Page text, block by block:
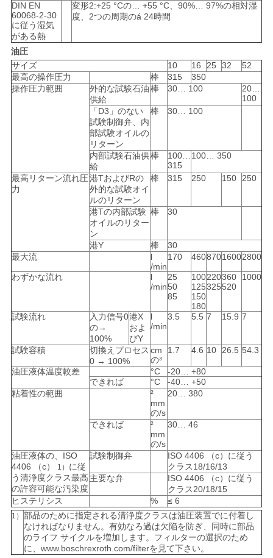
DIN EN
60068-2-30
に従う湿気
がある熱
変形2:+25 °Cの… +55 °C、90%… 97%の相対湿
度、2つの周期のá 24時間
油圧
サイズ
10 16 25 32
52
最高の操作圧力
棒 315
350
操作圧力範囲
外的な試験石油
供給
棒 30… 100
20…
100
「D3」のない
試験制御弁、内
部試験オイルの
リターン
棒 30… 100
内部試験石油供
給
棒
100…
315
100… 350
最高リターン流れ圧
力
港TおよびRの
外的な試験オイ
ルのリターン
棒 315 250 150 250
港Tの内部試験
オイルのリター
ン
棒 30
港Y 棒
30
最大流
l
/min
170 46087016002800
わずかな流れ
l
/min
25
50
85
100
125
150
180
220
325
360
520
1000
試験流れ
入力信号0
の→
100%
港X
およ
びY
l
/min
3.5 5.5 7 15.9 7
試験容積
切換えプロセス
0 → 100%
cm
の³
1.7 4.6 10 26.5 54.3
油圧液体温度較差 °C
-20… +80
できれば
°C
-40… +50
粘着性の範囲
²
mm
の/s
20… 380
できれば
²
mm
の/s
30… 46
油圧液体の、ISO
4406 （c）
1） に従
う清浄度クラス最高
の許容可能な汚染度
試験制御弁
ISO 4406 （c）に従う
クラス18/16/13
主要な弁
ISO 4406 （c）に従う
クラス20/18/15
ヒステリシス
% ≤ 6
1） 部品のために指定される清浄度クラスは油圧装置でに付着し
なければなりません。有効なろ過は欠陥を防ぎ、同時に部品
のライフ サイクルを増加します。フィルターの選択のため
に、www.boschrexroth.com/filterを見て下さい。